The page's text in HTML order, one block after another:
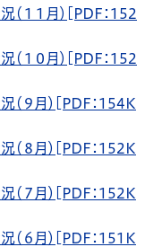
（１１月）[PDF：152
（１０月）[PDF：152
（９月）[PDF：154K
（８月）[PDF：152K
（７月）[PDF：152K
（６月）[PDF：151K